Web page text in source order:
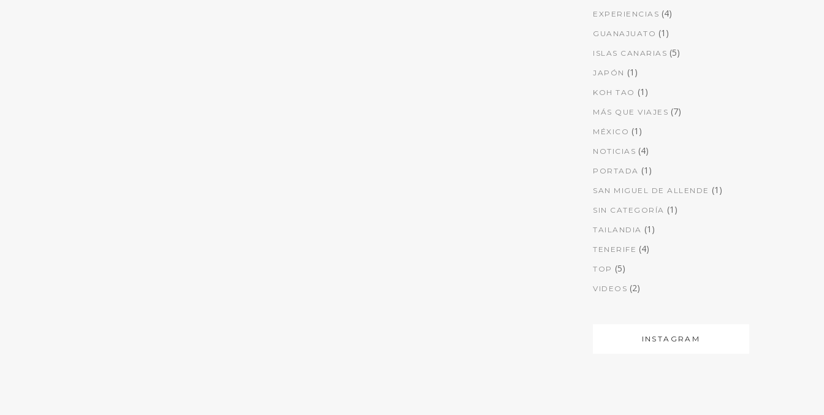
EXPERIENCIAS (4)
GUANAJUATO (1)
ISLAS CANARIAS (5)
JAPÓN (1)
KOH TAO (1)
MÁS QUE VIAJES (7)
MÉXICO (1)
NOTICIAS (4)
PORTADA (1)
SAN MIGUEL DE ALLENDE (1)
SIN CATEGORÍA (1)
TAILANDIA (1)
TENERIFE (4)
TOP (5)
VIDEOS (2)
INSTAGRAM